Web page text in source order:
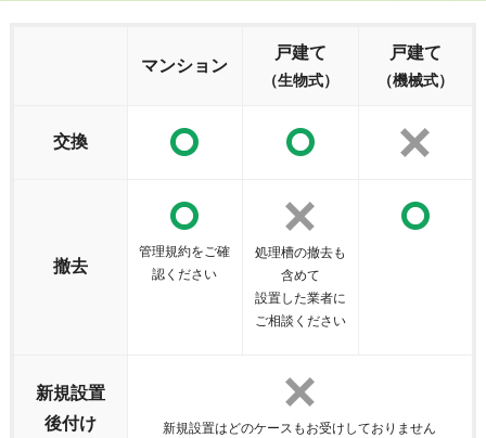
マンション
戸建て
（生物式）
戸建て
（機械式）
交換
撤去
管理規約をご確
認ください
処理槽の撤去も
含めて
設置した業者に
ご相談ください
新規設置
後付け
新規設置はどのケースもお受けしておりません